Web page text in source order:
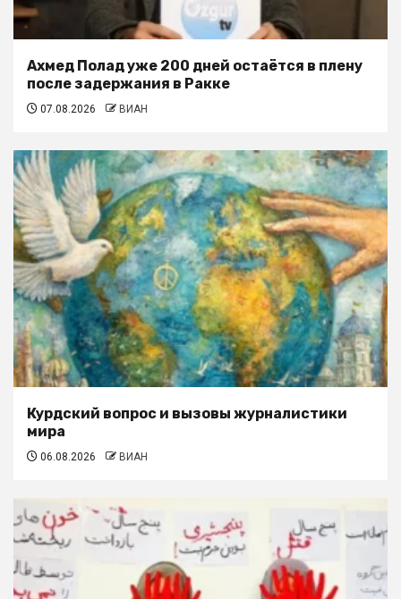
Ахмед Полад уже 200 дней остаётся в плену
после задержания в Ракке
07.08.2026 ВИАН
Курдский вопрос и вызовы журналистики
мира
06.08.2026 ВИАН